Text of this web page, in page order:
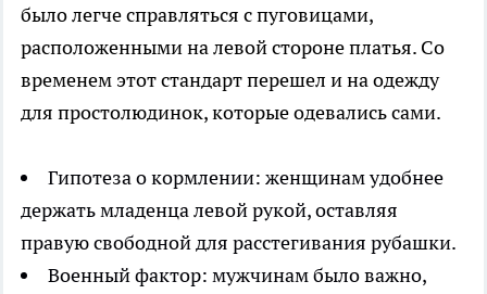
было легче справляться с пуговицами,
расположенными на левой стороне платья. Со
временем этот стандарт перешел и на одежду
для простолюдинок, которые одевались сами.
Гипотеза о кормлении: женщинам удобнее
держать младенца левой рукой, оставляя
правую свободной для расстегивания рубашки.
Военный фактор: мужчинам было важно,